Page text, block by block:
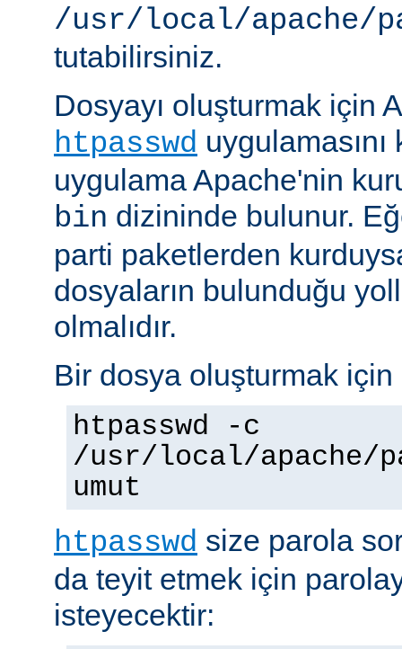
/usr/local/apache/
tutabilirsiniz.
Dosyayı oluşturmak için
htpasswd
uygulama Apache'nin
bin dizininde bulunur.
parti paketlerden
dosyaların bulunduğu
olmalıdır.
Bir dosya oluşturmak için
htpasswd -c
/usr/local/apache/
umut
htpasswd size parola
da teyit etmek için
isteyecektir: